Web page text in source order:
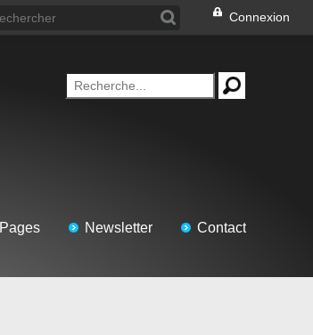
Connexion
Pages Newsletter Contact